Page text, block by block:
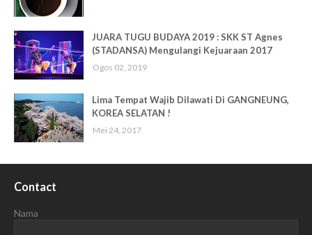
JUARA TUGU BUDAYA 2019 : SKK ST Agnes
(STADANSA) Mengulangi Kejuaraan 2017
Ogos 02, 2019
Lima Tempat Wajib Dilawati Di GANGNEUNG,
KOREA SELATAN !
Mei 24, 2017
Contact
Nama